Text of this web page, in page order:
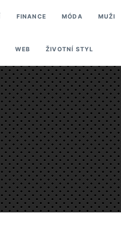
FINANCE MÓDA MUŽI
WEB ŽIVOTNÍ STYL